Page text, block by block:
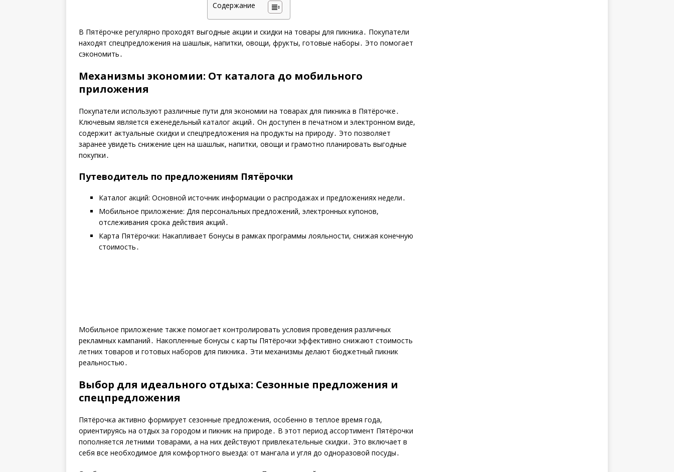
Содержание
В Пятёрочке регулярно проходят выгодные акции и скидки на товары для пикника․ Покупатели
находят спецпредложения на шашлык, напитки, овощи, фрукты, готовые наборы․ Это помогает
сэкономить․
Механизмы экономии: От каталога до мобильного
приложения
Покупатели используют различные пути для экономии на товарах для пикника в Пятёрочке․
Ключевым является еженедельный каталог акций․ Он доступен в печатном и электронном виде,
содержит актуальные скидки и спецпредложения на продукты на природу․ Это позволяет
заранее увидеть снижение цен на шашлык, напитки, овощи и грамотно планировать выгодные
покупки․
Путеводитель по предложениям Пятёрочки
Каталог акций: Основной источник информации о распродажах и предложениях недели․
Мобильное приложение: Для персональных предложений, электронных купонов,
отслеживания срока действия акций․
Карта Пятёрочки: Накапливает бонусы в рамках программы лояльности, снижая конечную
стоимость․
Мобильное приложение также помогает контролировать условия проведения различных
рекламных кампаний․ Накопленные бонусы с карты Пятёрочки эффективно снижают стоимость
летних товаров и готовых наборов для пикника․ Эти механизмы делают бюджетный пикник
реальностью․
Выбор для идеального отдыха: Сезонные предложения и
спецпредложения
Пятёрочка активно формирует сезонные предложения, особенно в теплое время года,
ориентируясь на отдых за городом и пикник на природе․ В этот период ассортимент Пятёрочки
пополняется летними товарами, а на них действуют привлекательные скидки․ Это включает в
себя все необходимое для комфортного выезда: от мангала и угля до одноразовой посуды․